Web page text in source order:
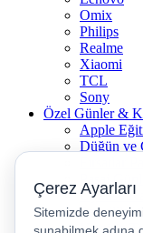
Omix
Philips
Realme
Xiaomi
TCL
Sony
Özel Günler &
Apple
Düğün ve
Pasaj
Uykusu
Sevgililer
Vergisiz